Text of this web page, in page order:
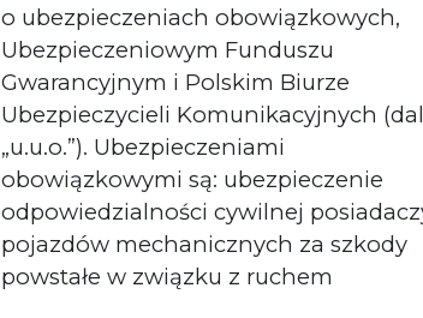
o ubezpieczeniach obowiązkowych,
Ubezpieczeniowym Funduszu
Gwarancyjnym i Polskim Biurze
Ubezpieczycieli Komunikacyjnych
„u.u.o.”). Ubezpieczeniami
obowiązkowymi są: ubezpieczenie
odpowiedzialności cywilnej
pojazdów mechanicznych za szkody
powstałe w związku z ruchem